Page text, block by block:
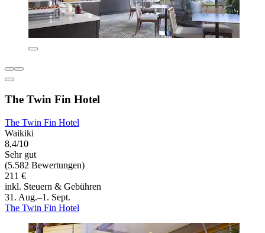
The Twin Fin Hotel
The Twin Fin Hotel
Waikiki
8,4/10
Sehr gut
(5.582 Bewertungen)
211 €
inkl. Steuern & Gebühren
31. Aug.–1. Sept.
The Twin Fin Hotel